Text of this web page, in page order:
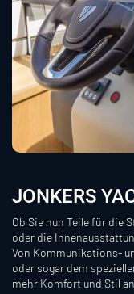
JONKERS
Ob Sie nun Teile für die
oder die
Von Kommunikations-
oder sogar dem
mehr Komfort und Stil